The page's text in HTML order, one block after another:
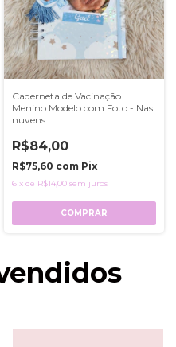
Caderneta de Vacinação
Menino Modelo com Foto - Nas
nuvens
R$84,00
R$75,60 com Pix
6 x de R$14,00 sem juros
COMPRAR